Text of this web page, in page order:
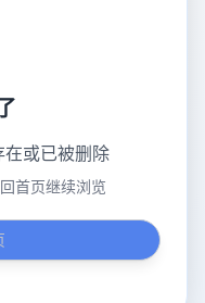
在或已被删除
首页继续浏览